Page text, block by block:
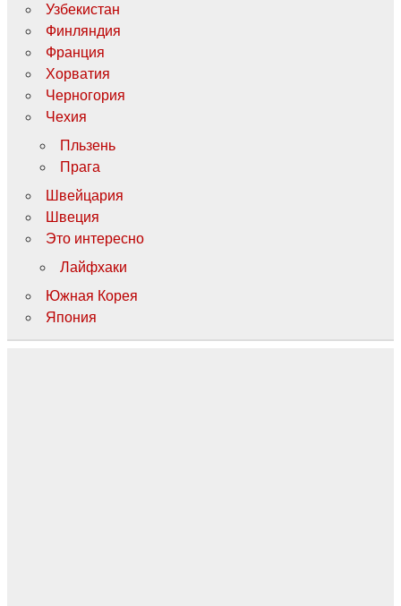
Узбекистан
Финляндия
Франция
Хорватия
Черногория
Чехия
Пльзень
Прага
Швейцария
Швеция
Это интересно
Лайфхаки
Южная Корея
Япония